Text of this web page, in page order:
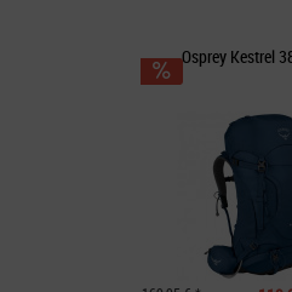
Osprey Kestrel